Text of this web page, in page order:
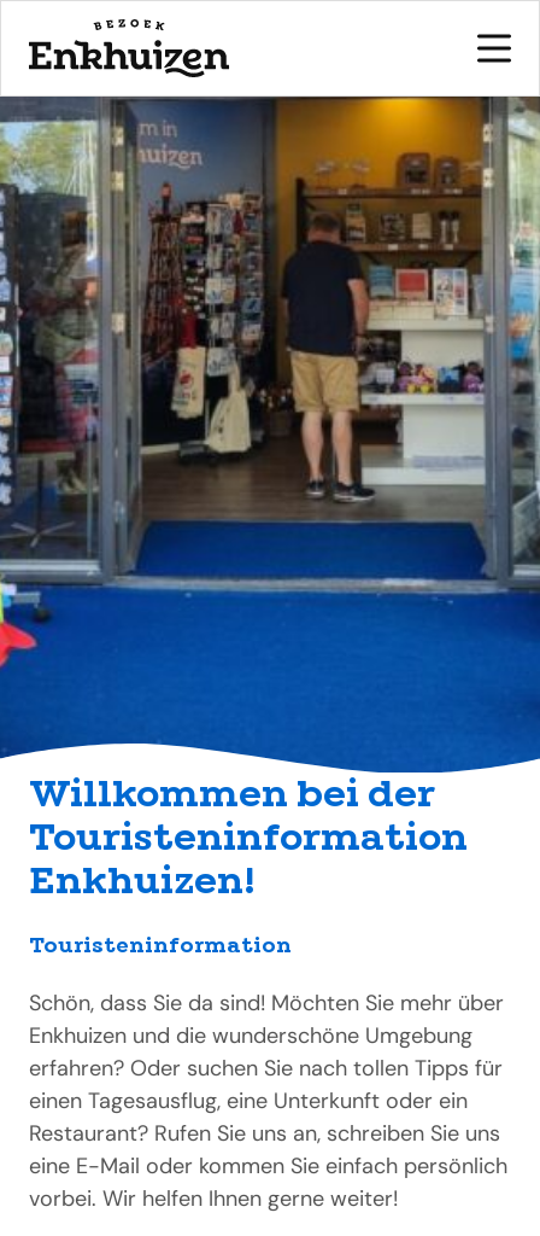
naar de inhoud
Willkommen bei der
Touristeninformation
Enkhuizen!
Touristeninformation
Schön, dass Sie da sind! Möchten Sie mehr über
Enkhuizen und die wunderschöne Umgebung
erfahren? Oder suchen Sie nach tollen Tipps für
einen Tagesausflug, eine Unterkunft oder ein
Restaurant? Rufen Sie uns an, schreiben Sie uns
eine E-Mail oder kommen Sie einfach persönlich
vorbei. Wir helfen Ihnen gerne weiter!